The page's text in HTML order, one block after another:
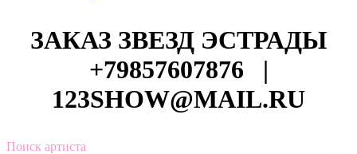
ЗАКАЗ ЗВЕЗД ЭСТРАДЫ
+79857607876
|
123SHOW@MAIL.RU
Поиск артиста